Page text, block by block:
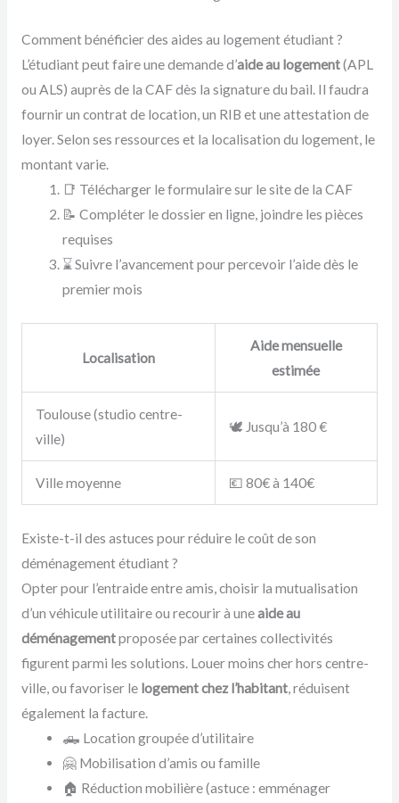
Comment bénéficier des aides au logement étudiant ?
L’étudiant peut faire une demande d’aide au logement(APL
ou ALS) auprès de la CAF dès la signature du bail. Il faudra
fournir un contrat de location, un RIB et une attestation de
loyer. Selon ses ressources et la localisation du logement, le
montant varie.
📑 Télécharger le formulaire sur le site de la CAF
📝 Compléter le dossier en ligne, joindre les pièces
requises
⌛ Suivre l’avancement pour percevoir l’aide dès le
premier mois
Localisation
Aide mensuelle
estimée
Toulouse (studio centre-
ville)
🕊️ Jusqu’à 180 €
Ville moyenne 💶 80€ à 140€
Existe-t-il des astuces pour réduire le coût de son
déménagement étudiant ?
Opter pour l’entraide entre amis, choisir la mutualisation
d’un véhicule utilitaire ou recourir à uneaide au
déménagementproposée par certaines collectivités
figurent parmi les solutions. Louer moins cher hors centre-
ville, ou favoriser le logement chez l’habitant, réduisent
également la facture.
🛻 Location groupée d’utilitaire
🤗 Mobilisation d’amis ou famille
🏠 Réduction mobilière (astuce : emménager